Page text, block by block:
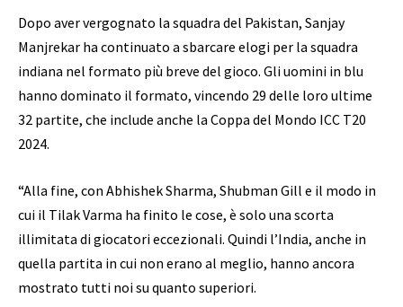
Dopo aver vergognato la squadra del Pakistan, Sanjay
Manjrekar ha continuato a sbarcare elogi per la squadra
indiana nel formato più breve del gioco. Gli uomini in blu
hanno dominato il formato, vincendo 29 delle loro ultime
32 partite, che include anche la Coppa del Mondo ICC T20
2024.
“Alla fine, con Abhishek Sharma, Shubman Gill e il modo in
cui il Tilak Varma ha finito le cose, è solo una scorta
illimitata di giocatori eccezionali. Quindi l’India, anche in
quella partita in cui non erano al meglio, hanno ancora
mostrato tutti noi su quanto superiori.